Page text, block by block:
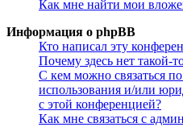
Как мне найти мои
Информация о phpBB
Кто написал эту
Почему здесь нет такой-
С кем можно связаться
использования и/или
с этой конференцией?
Как мне связаться с